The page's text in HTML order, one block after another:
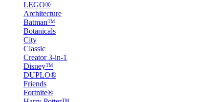
LEGO®
Architecture
Batman™
Botanicals
City
Classic
Creator 3-in-1
Disney™
DUPLO®
Friends
Fortnite®